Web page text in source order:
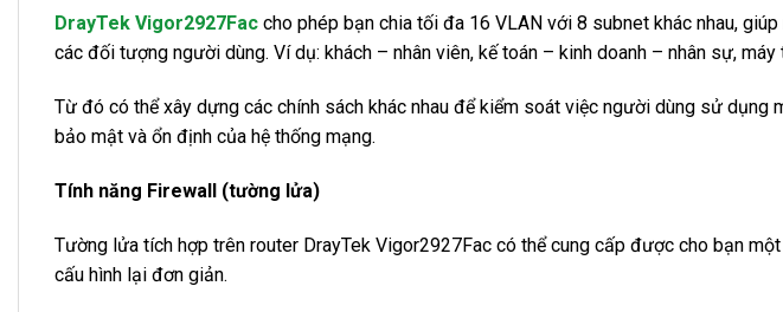
DrayTek Vigor2927Fac cho phép bạn chia tối đa 16 VLAN với 8 subnet khác nhau,
các đối tượng người dùng. Ví dụ: khách – nhân viên, kế toán – kinh doanh – nhân sự,
Từ đó có thể xây dựng các chính sách khác nhau để kiểm soát việc người dùng sử
bảo mật và ổn định của hệ thống mạng.
Tính năng Firewall (tường lửa)
Tường lửa tích hợp trên router DrayTek Vigor2927Fac có thể cung cấp được cho bạn
cấu hình lại đơn giản.